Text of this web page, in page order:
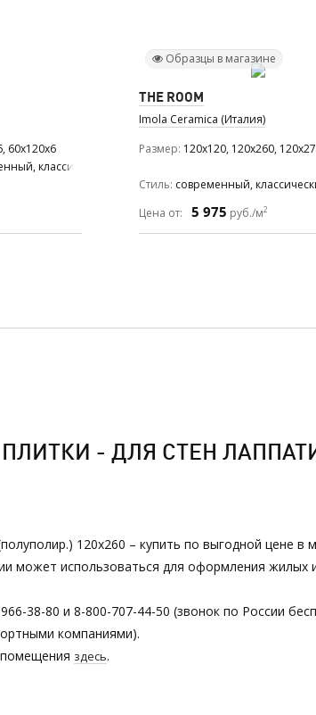
60x120x6
классический
Образцы в магазине
THE ROOM
Imola Ceramica (Италия)
Размер 120x120, 120x260,
Стиль современный,
Цена от:
5 975 руб./м2
- ДЛЯ СТЕН
120х260 – купить по выгодной цене
может использоваться для оформления
38-80 и 8-800-707-44-50 (звонок по России
компаниями).
здесь.